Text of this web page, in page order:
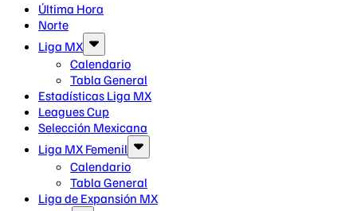
Última Hora
Norte
Liga MX
Calendario
Tabla General
Estadísticas Liga MX
Leagues Cup
Selección Mexicana
Liga MX Femenil
Calendario
Tabla General
Liga de Expansión MX